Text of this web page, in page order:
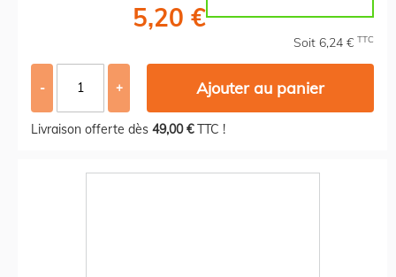
5,20 €
Soit 6,24 € TTC
- + Ajouter au panier
Livraison offerte dès 49,00 €TTC !